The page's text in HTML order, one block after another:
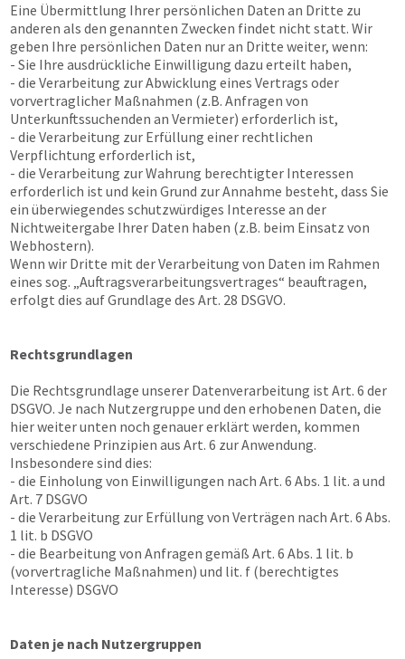
Eine Übermittlung Ihrer persönlichen Daten an Dritte zu
anderen als den genannten Zwecken findet nicht statt. Wir
geben Ihre persönlichen Daten nur an Dritte weiter, wenn:
- Sie Ihre ausdrückliche Einwilligung dazu erteilt haben,
- die Verarbeitung zur Abwicklung eines Vertrags oder
vorvertraglicher Maßnahmen (z.B. Anfragen von
Unterkunftssuchenden an Vermieter) erforderlich ist,
- die Verarbeitung zur Erfüllung einer rechtlichen
Verpflichtung erforderlich ist,
- die Verarbeitung zur Wahrung berechtigter Interessen
erforderlich ist und kein Grund zur Annahme besteht, dass Sie
ein überwiegendes schutzwürdiges Interesse an der
Nichtweitergabe Ihrer Daten haben (z.B. beim Einsatz von
Webhostern).
Wenn wir Dritte mit der Verarbeitung von Daten im Rahmen
eines sog. „Auftragsverarbeitungsvertrages“ beauftragen,
erfolgt dies auf Grundlage des Art. 28 DSGVO.
Rechtsgrundlagen
Die Rechtsgrundlage unserer Datenverarbeitung ist Art. 6 der
DSGVO. Je nach Nutzergruppe und den erhobenen Daten, die
hier weiter unten noch genauer erklärt werden, kommen
verschiedene Prinzipien aus Art. 6 zur Anwendung.
Insbesondere sind dies:
- die Einholung von Einwilligungen nach Art. 6 Abs. 1 lit. a und
Art. 7 DSGVO
- die Verarbeitung zur Erfüllung von Verträgen nach Art. 6 Abs.
1 lit. b DSGVO
- die Bearbeitung von Anfragen gemäß Art. 6 Abs. 1 lit. b
(vorvertragliche Maßnahmen) und lit. f (berechtigtes
Interesse) DSGVO
Daten je nach Nutzergruppen